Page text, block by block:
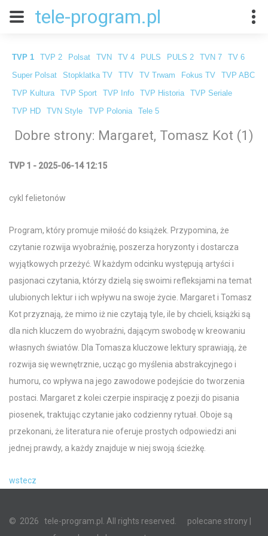
tele-program.pl
TVP 1 TVP 2 Polsat TVN TV 4 PULS PULS 2 TVN 7 TV 6
Super Polsat Stopklatka TV TTV TV Trwam Fokus TV TVP ABC
TVP Kultura TVP Sport TVP Info TVP Historia TVP Seriale
TVP HD TVN Style TVP Polonia Tele 5
Dobre strony: Margaret, Tomasz Kot (1)
TVP 1 - 2025-06-14 12:15
cykl felietonów
Program, który promuje miłość do książek. Przypomina, że
czytanie rozwija wyobraźnię, poszerza horyzonty i dostarcza
wyjątkowych przeżyć. W każdym odcinku występują artyści i
pasjonaci czytania, którzy dzielą się swoimi refleksjami na temat
ulubionych lektur i ich wpływu na swoje życie. Margaret i Tomasz
Kot przyznają, że mimo iż nie czytają tyle, ile by chcieli, książki są
dla nich kluczem do wyobraźni, dającym swobodę w kreowaniu
własnych światów. Dla Tomasza kluczowe lektury sprawiają, że
rozwija się wewnętrznie, ucząc go myślenia abstrakcyjnego i
humoru, co wpływa na jego zawodowe podejście do tworzenia
postaci. Margaret z kolei czerpie inspirację z poezji do pisania
piosenek, traktując czytanie jako codzienny rytuał. Oboje są
przekonani, że literatura nie oferuje prostych odpowiedzi ani
jednej prawdy, a każdy znajduje w niej swoją ścieżkę.
wstecz
© 2026 tele-program.pl. All rights reserved. polecane strony